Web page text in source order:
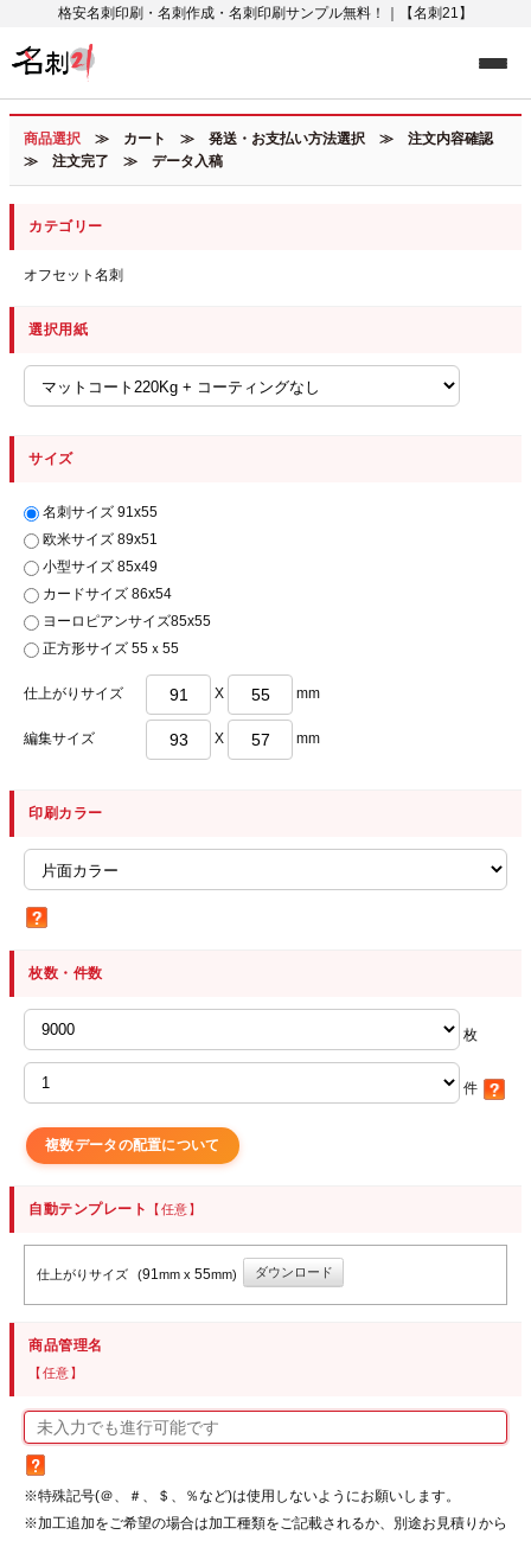
格安名刺印刷・名刺作成・名刺印刷サンプル無料！｜【名刺21】
商品選択 ≫ カート ≫ 発送・お支払い方法選択 ≫ 注文内容確認
≫ 注文完了 ≫ データ入稿
カテゴリー
オフセット名刺
選択用紙
サイズ
名刺サイズ 91x55
欧米サイズ 89x51
小型サイズ 85x49
カードサイズ 86x54
ヨーロピアンサイズ85x55
正方形サイズ 55ｘ55
仕上がりサイズ X mm
編集サイズ X mm
印刷カラー
枚数・件数
枚
件
複数データの配置について
自動テンプレート 【任意】
仕上がりサイズ (91mm x 55mm) ダウンロード
商品管理名
【任意】
※特殊記号(＠、＃、＄、％など)は使用しないようにお願いします。
※加工追加をご希望の場合は加工種類をご記載されるか、別途お見積りから